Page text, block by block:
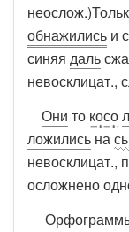
обнажились и
синяя даль
невосклицат.,
Они то косо
ложились на
невосклицат.,
осложнено